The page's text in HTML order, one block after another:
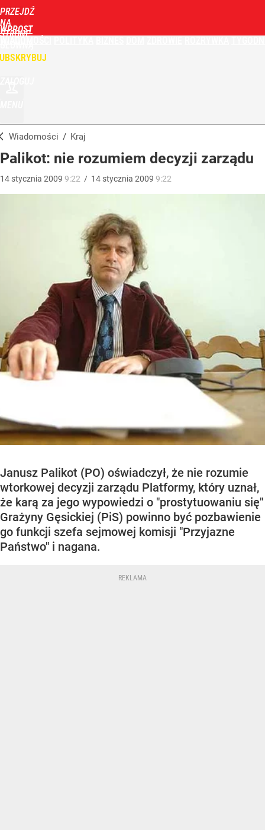
PRZEJDŹ
NA
STRONĘ
WPROST
Wiadomości / Kraj
Palikot: nie rozumiem decyzji zarządu
14 stycznia 2009 9:22 / 14 stycznia 2009 9:22
Janusz Palikot (PO) oświadczył, że nie rozumie
wtorkowej decyzji zarządu Platformy, który uznał,
że karą za jego wypowiedzi o "prostytuowaniu się"
Grażyny Gęsickiej (PiS) powinno być pozbawienie
go funkcji szefa sejmowej komisji "Przyjazne
Państwo" i nagana.